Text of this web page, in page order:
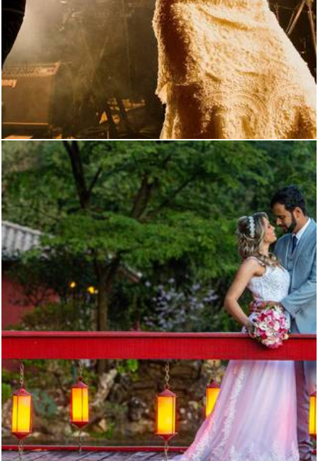
2048 0